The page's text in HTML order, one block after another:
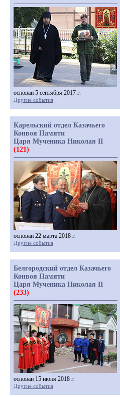
основан 5 сентября 2017 г.
Другие события
Карельский отдел Казачьего
Конвоя Памяти
Царя Мученика Николая II
(121)
основан 22 марта 2018 г.
Другие события
Белгородский отдел Казачьего
Конвоя Памяти
Царя Мученика Николая II
(233)
основан 15 июня 2018 г.
Другие события